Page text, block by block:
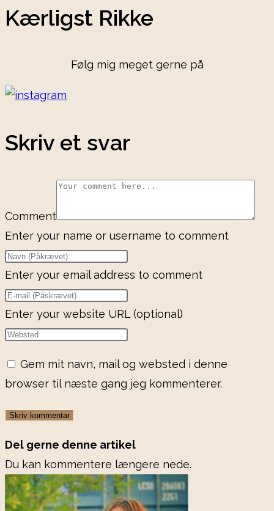
Kærligst Rikke
Følg mig meget gerne på
Skriv et svar
Comment
Enter your name or username to comment
Enter your email address to comment
Enter your website URL (optional)
Gem mit navn, mail og websted i denne
browser til næste gang jeg kommenterer.
Del gerne denne artikel
Du kan kommentere længere nede.